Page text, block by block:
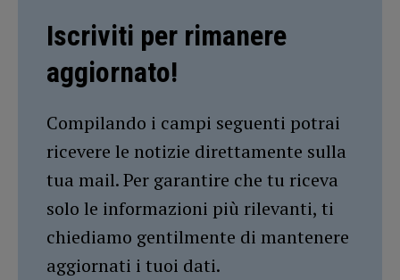
Iscriviti per rimanere
aggiornato!
Compilando i campi seguenti potrai
ricevere le notizie direttamente sulla
tua mail. Per garantire che tu riceva
solo le informazioni più rilevanti, ti
chiediamo gentilmente di mantenere
aggiornati i tuoi dati.